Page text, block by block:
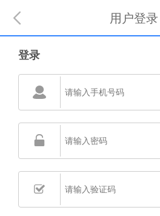
 用户登录
登录
󰅎

